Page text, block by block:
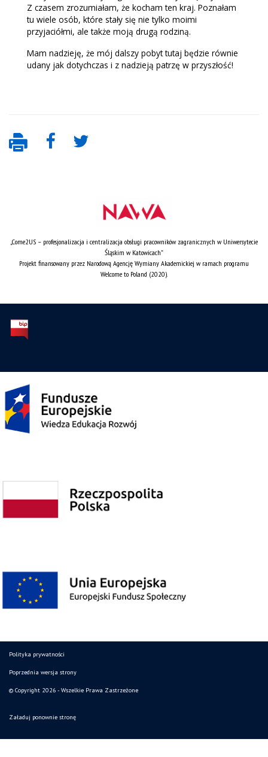
Z czasem zrozumiałam, że kocham ten kraj. Poznałam
tu wiele osób, które stały się nie tylko moimi
przyjaciółmi, ale także moją drugą rodziną.
Mam nadzieję, że mój dalszy pobyt tutaj będzie równie
udany jak dotychczas i z nadzieją patrzę w przyszłość!
„Come2US – profesjonalizacja i centralizacja obsługi pracowników zagranicznych w Uniwersytecie
Śląskim w Katowicach”
Projekt finansowany przez Narodową Agencję Wymiany Akademickiej w ramach programu
Welcome to Poland (2020).
Polityka prywatności
Poprzednia wersja strony
© Copyright 2026 - Wszelkie Prawa Zastrzeżone
Załaduj ponownie stronę